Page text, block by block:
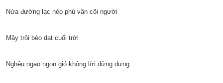
Nửa đường lạc nẻo phù vân cõi người
Mây trôi bèo dạt cuối trời
Nghêu ngao ngọn gió không lời dửng dưng.